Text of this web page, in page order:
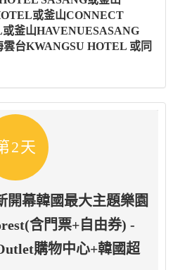
或釜山CONNECT
釜山HAVENUESASANG
台KWANGSU HOTEL 或同
2天
開幕韓國最大主題樂園
含門票+自由券) -
購物中心+韓國超